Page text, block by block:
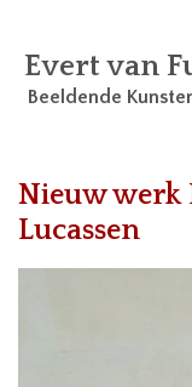
Evert van
Beeldende
Nieuw werk
Lucassen